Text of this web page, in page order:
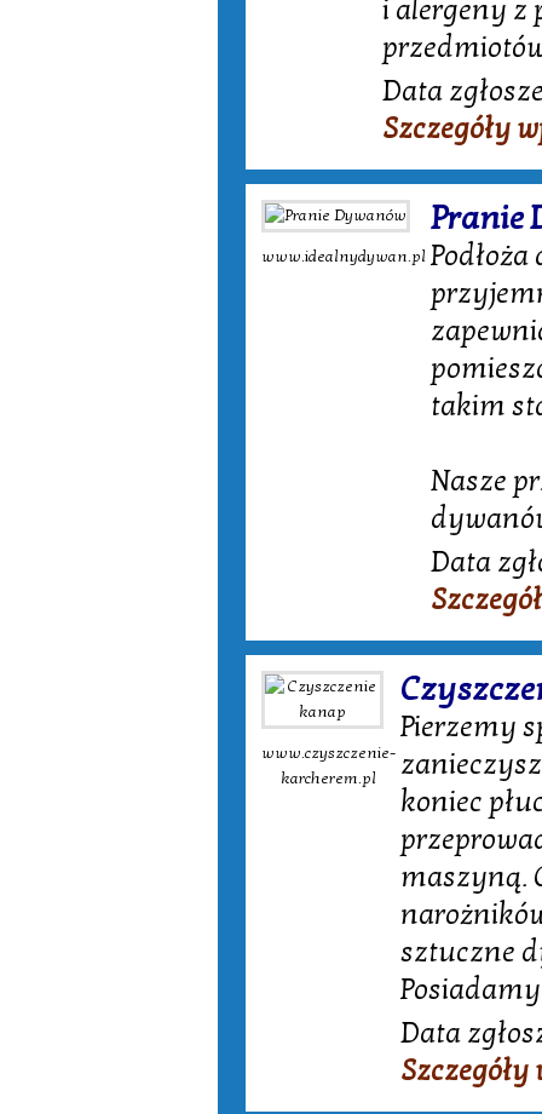
i alergeny z
Data
Szczegóły
www.idealnydywan.pl
Pranie
takim
Nasze
Data
www.czyszczenie-
karcherem.pl
Pierzemy
koniec
maszyną.
sztuczne
Data
Szczegóły